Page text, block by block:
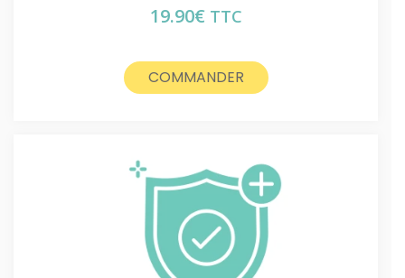
19.90€ TTC
COMMANDER